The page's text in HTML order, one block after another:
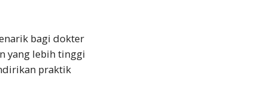
bagi dokter
yang lebih tinggi
praktik